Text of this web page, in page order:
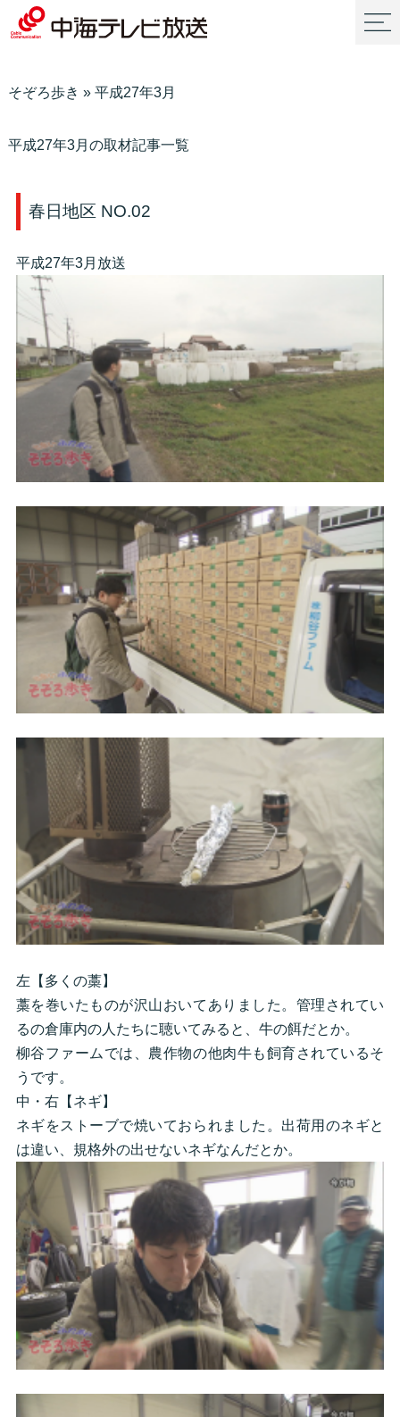
そぞろ歩き » 平成27年3月
平成27年3月の取材記事一覧
春日地区 NO.02
平成27年3月放送
左【多くの藁】
藁を巻いたものが沢山おいてありました。管理されてい
るの倉庫内の人たちに聴いてみると、牛の餌だとか。
柳谷ファームでは、農作物の他肉牛も飼育されているそ
うです。
中・右【ネギ】
ネギをストーブで焼いておられました。出荷用のネギと
は違い、規格外の出せないネギなんだとか。